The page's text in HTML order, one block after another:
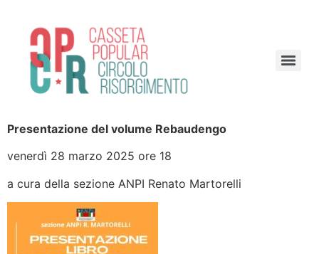
Presentazione del volume Rebaudengo
venerdì 28 marzo 2025 ore 18
a cura della sezione ANPI Renato Martorelli